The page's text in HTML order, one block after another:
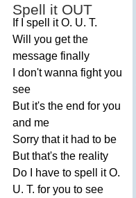
Spell it OUT
If spell it O. U. T.
Will
you get the
message finally
don't wanna fight you
see
But it's the end for you
and me
Sorry that it had to be
But that's the reality
Do
have to spell it O.
U. T. for you to see